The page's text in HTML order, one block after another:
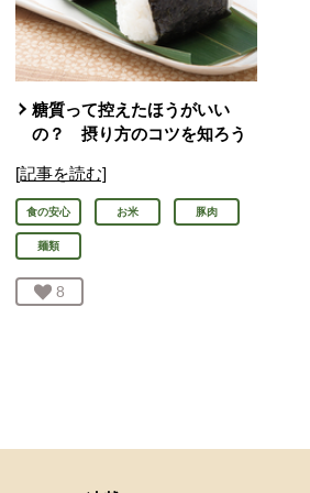
糖質って控えたほうがいい
の？ 摂り方のコツを知ろう
[記事を読む]
食の安心 お米 豚肉
麺類
お気に入り登録：
8